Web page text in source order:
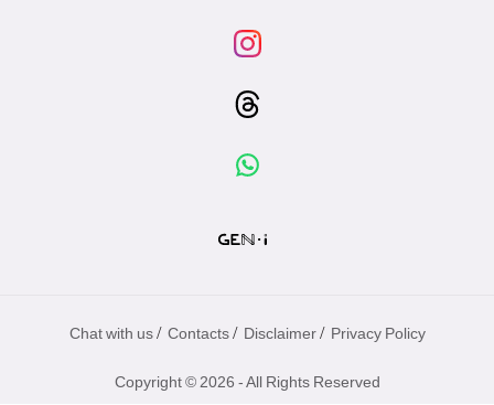
Chat with us / Contacts / Disclaimer / Privacy Policy
Copyright © 2026 - All Rights Reserved